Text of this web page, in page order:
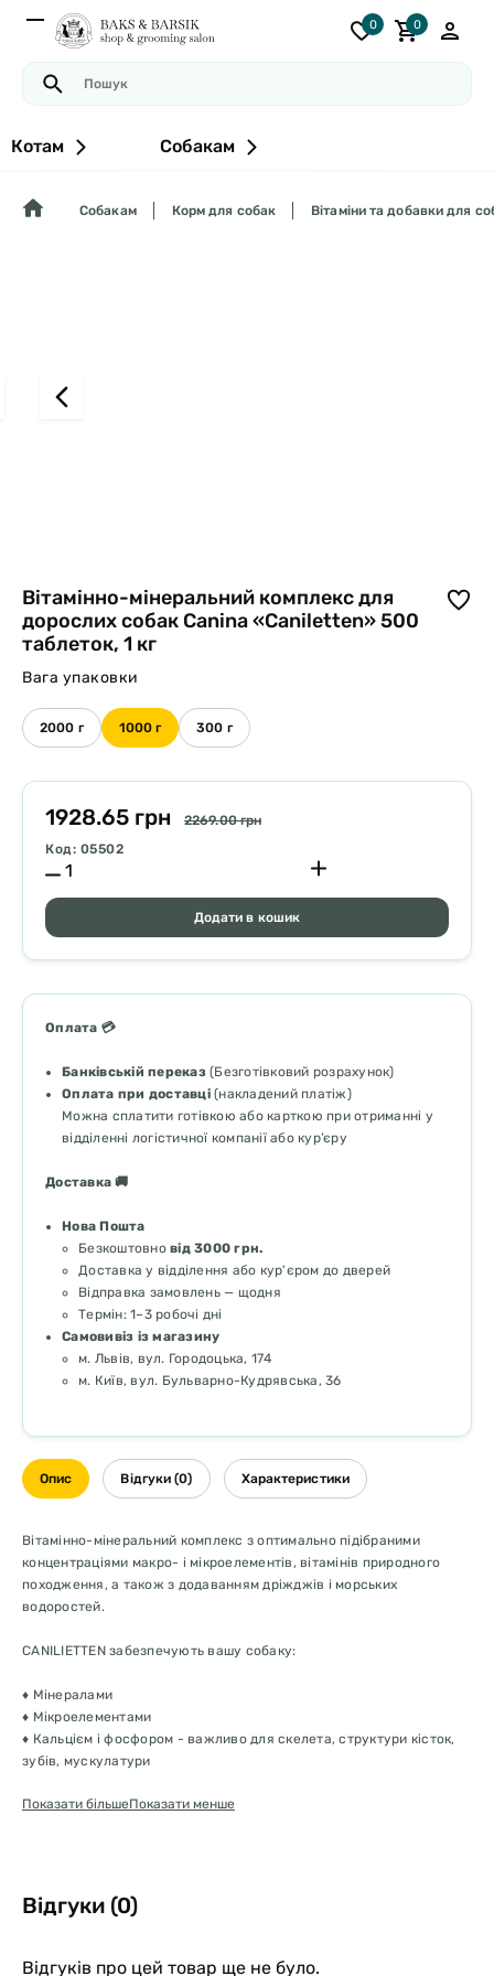
0 0
Котам Собакам
Собакам Корм для собак Вітаміни та добавки для
Вітамінно-мінеральний комплекс для
дорослих собак Canina «Caniletten» 500
таблеток, 1 кг
Вага упаковки
2000 г 1000 г 300 г
1928.65 грн
2269.00 грн
Код: 05502
Додати в кошик
Оплата 💳
Банківській переказ(Безготівковий розрахунок)
Оплата при доставці(накладений платіж)
Можна сплатити готівкою або карткою при отриманні у
відділенні логістичної компанії або кур’єру
Доставка 🚚
Нова Пошта
Безкоштовно від 3000 грн.
Доставка у відділення або кур'єром до дверей
Відправка замовлень — щодня
Термін: 1–3 робочі дні
Самовивіз із магазину
м. Львів, вул. Городоцька, 174
м. Київ, вул. Бульварно-Кудрявська, 36
Опис Відгуки (0) Характеристики
Вітамінно-мінеральний комплекс з оптимально підібраними
концентраціями макро- і мікроелементів, вітамінів природного
походження, а також з додаванням дріжджів і морських
водоростей.
CANILIETTEN забезпечують вашу собаку:
♦ Мінералами
♦ Мікроелементами
♦ Кальцієм і фосфором - важливо для скелета, структури кісток,
зубів, мускулатури
♦ Морськими водоростями - для пігментації
Насамперед рекомендований вагітним і лактуючим сукам.
Забезпечує повноцінний розвиток плодів і запобігає порушенням
Завдяки вмісту в препараті заліза забезпечується профілактика
Показати більшеПоказати менше
Відгуки (0)
Відгуків про цей товар ще не було.